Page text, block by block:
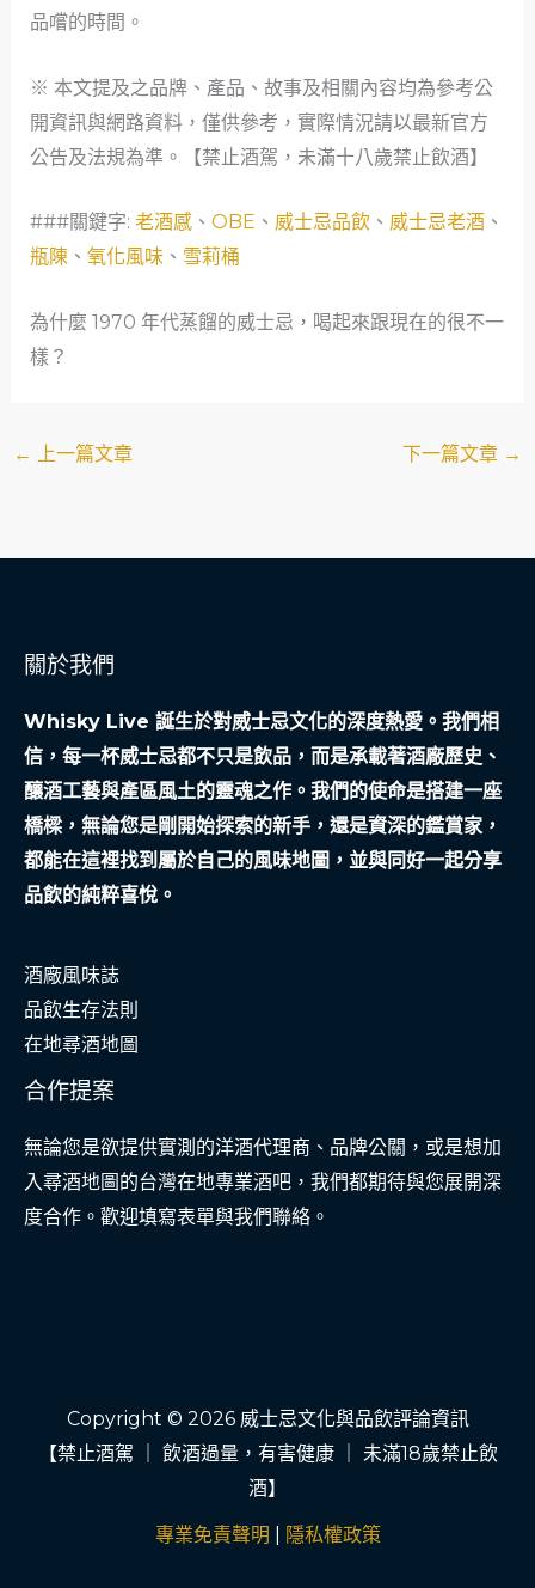
品嚐的時間。
※ 本文提及之品牌、產品、故事及相關內容均為參考公
開資訊與網路資料，僅供參考，實際情況請以最新官方
公告及法規為準。【禁止酒駕，未滿十八歲禁止飲酒】
###關鍵字: 老酒感、 OBE 、 威士忌品飲、 威士忌老酒、
瓶陳、 氧化風味、 雪莉桶
為什麼 1970 年代蒸餾的威士忌，喝起來跟現在的很不一
樣？
← 上一篇文章 下一篇文章 →
關於我們
Whisky Live 誕生於對威士忌文化的深度熱愛。我們相
信，每一杯威士忌都不只是飲品，而是承載著酒廠歷史、
釀酒工藝與產區風土的靈魂之作。我們的使命是搭建一座
橋樑，無論您是剛開始探索的新手，還是資深的鑑賞家，
都能在這裡找到屬於自己的風味地圖，並與同好一起分享
品飲的純粹喜悅。
酒廠風味誌
品飲生存法則
在地尋酒地圖
合作提案
無論您是欲提供實測的洋酒代理商、品牌公關，或是想加
入尋酒地圖的台灣在地專業酒吧，我們都期待與您展開深
度合作。歡迎填寫表單與我們聯絡。
Copyright © 2026 威士忌文化與品飲評論資訊
【禁止酒駕 ｜ 飲酒過量，有害健康 ｜ 未滿18歲禁止飲
酒】
專業免責聲明 隱私權政策